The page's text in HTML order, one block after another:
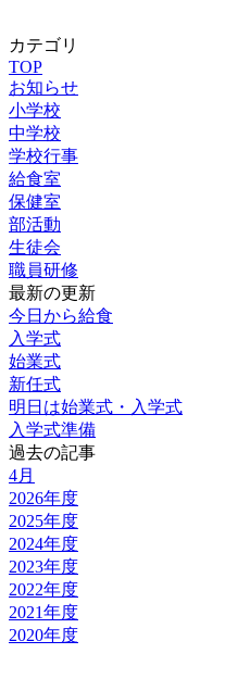
カテゴリ
TOP
お知らせ
小学校
中学校
学校行事
給食室
保健室
部活動
生徒会
職員研修
最新の更新
今日から給食
入学式
始業式
新任式
明日は始業式・入学式
入学式準備
過去の記事
4月
2026年度
2025年度
2024年度
2023年度
2022年度
2021年度
2020年度